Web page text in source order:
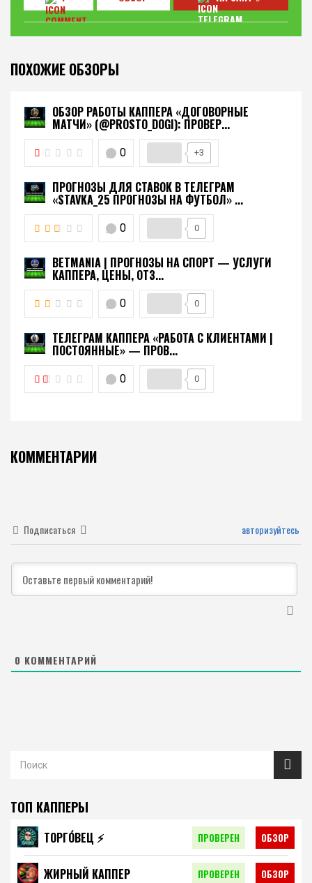
ПОХОЖИЕ ОБЗОРЫ
ОБЗОР РАБОТЫ КАППЕРА «ДОГОВОРНЫЕ
МАТЧИ» (@PROSTO_DOGI): ПРОВЕР...
0 +3
ПРОГНОЗЫ ДЛЯ СТАВОК В ТЕЛЕГРАМ
«STAVKA_25 ПРОГНОЗЫ НА ФУТБОЛ» ...
0 0
BETMANIA | ПРОГНОЗЫ НА СПОРТ — УСЛУГИ
КАППЕРА, ЦЕНЫ, ОТЗ...
0 0
ТЕЛЕГРАМ КАППЕРА «РАБОТА С КЛИЕНТАМИ |
ПОСТОЯННЫЕ» — ПРОВ...
0 0
КОММЕНТАРИИ
Подписаться авторизуйтесь
0 КОММЕНТАРИЙ
ТОП КАППЕРЫ
ТОРГО́ВЕЦ ⚡️ ПРОВЕРЕН ОБЗОР
ЖИРНЫЙ КАППЕР ПРОВЕРЕН ОБЗОР